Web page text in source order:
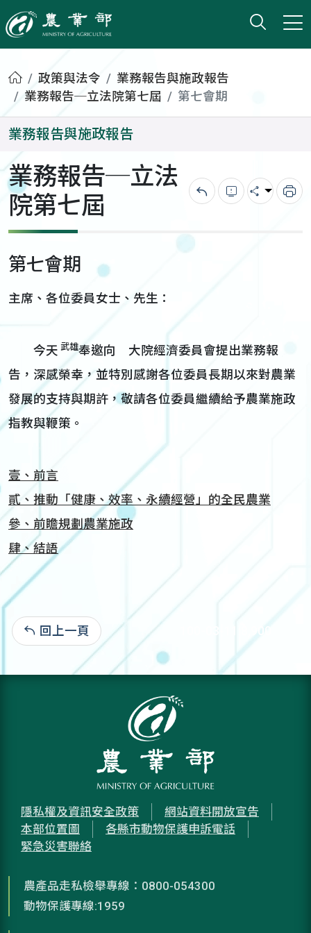
農業部
打開
小版
首頁政策與法令
業務報告與施政報告
業務報告─立法院第七屆
第七會期
業務報告與施政報告
業務報告─立法
院第七屆
回上一頁錯誤回報
分享 列
第七會期
主席、各位委員女士、先生：
今天 武雄奉邀向 大院經濟委員會提出業務報
告，深感榮幸，並特別感謝各位委員長期以來對農業
發展的支持與期許，敬請各位委員繼續給予農業施政
指教與鞭策。
壹、前言
貳、推動「健康、效率、永續經營」的全民農業
參、前瞻規劃農業施政
肆、結語
回上一頁 100-03-11:8,900
隱私權及資訊安全政策
網站資料開放宣告
本部位置圖
各縣市動物保護申訴電話
緊急災害聯絡
農產品走私檢舉專線：0800-054300
動物保護專線:1959